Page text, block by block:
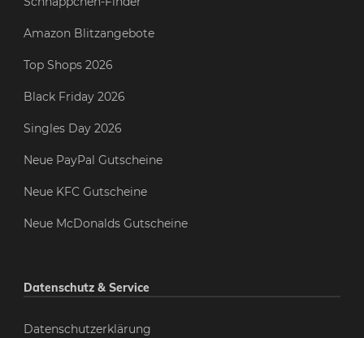
Amazon Blitzangebote
Top Shops 2026
Black Friday 2026
Singles Day 2026
Neue PayPal Gutscheine
Neue KFC Gutscheine
Neue McDonalds Gutscheine
Datenschutz & Service
Datenschutzerklärung